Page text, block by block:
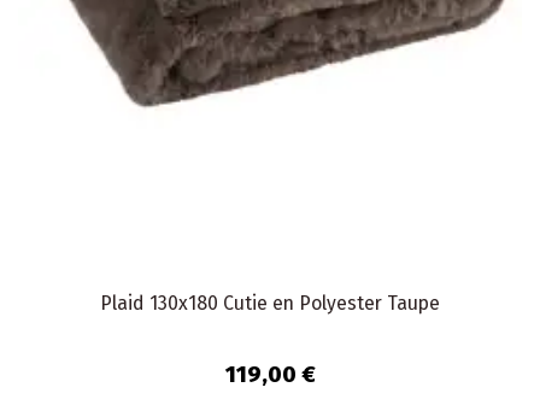
Plaid 130x180 Cutie en Polyester Taupe
119,00 €